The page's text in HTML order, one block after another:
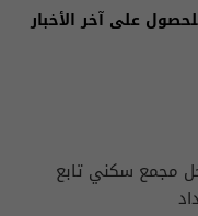
على آخر الأخبار
مجمع سكني تابع